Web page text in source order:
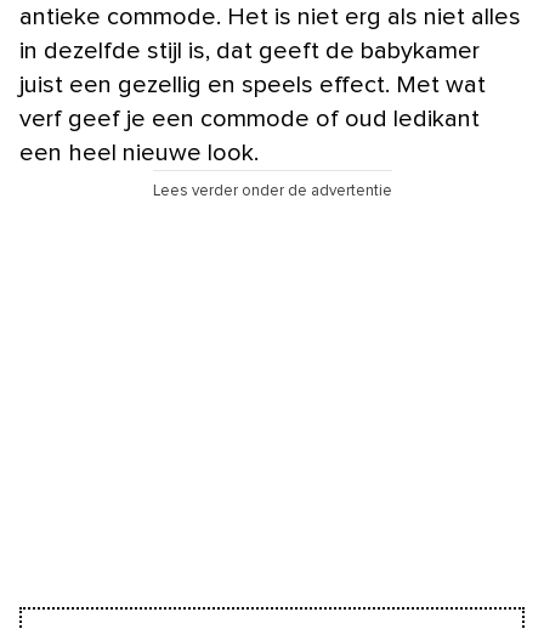
antieke commode. Het is niet erg als niet alles
in dezelfde stijl is, dat geeft de babykamer
juist een gezellig en speels effect. Met wat
verf geef je een commode of oud ledikant
een heel nieuwe look.
Lees verder onder de advertentie